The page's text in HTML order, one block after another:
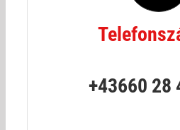
+43660 28